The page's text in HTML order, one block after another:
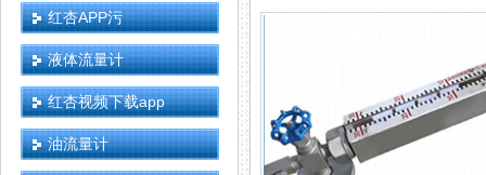
红杏APP污
液体流量计
红杏视频下载app
油流量计